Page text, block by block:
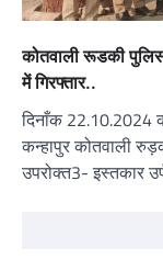
कोतवाली रूडकी
में गिरफ्तार..
दिनाँक 22.10.2024
कन्हापुर कोतवाली
उपरोक्त3- इस्तकार